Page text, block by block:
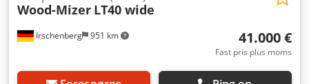
Irschenberg 951 km
Wood-Mizer LT40 wide
41.000 €
Fast pris plus moms